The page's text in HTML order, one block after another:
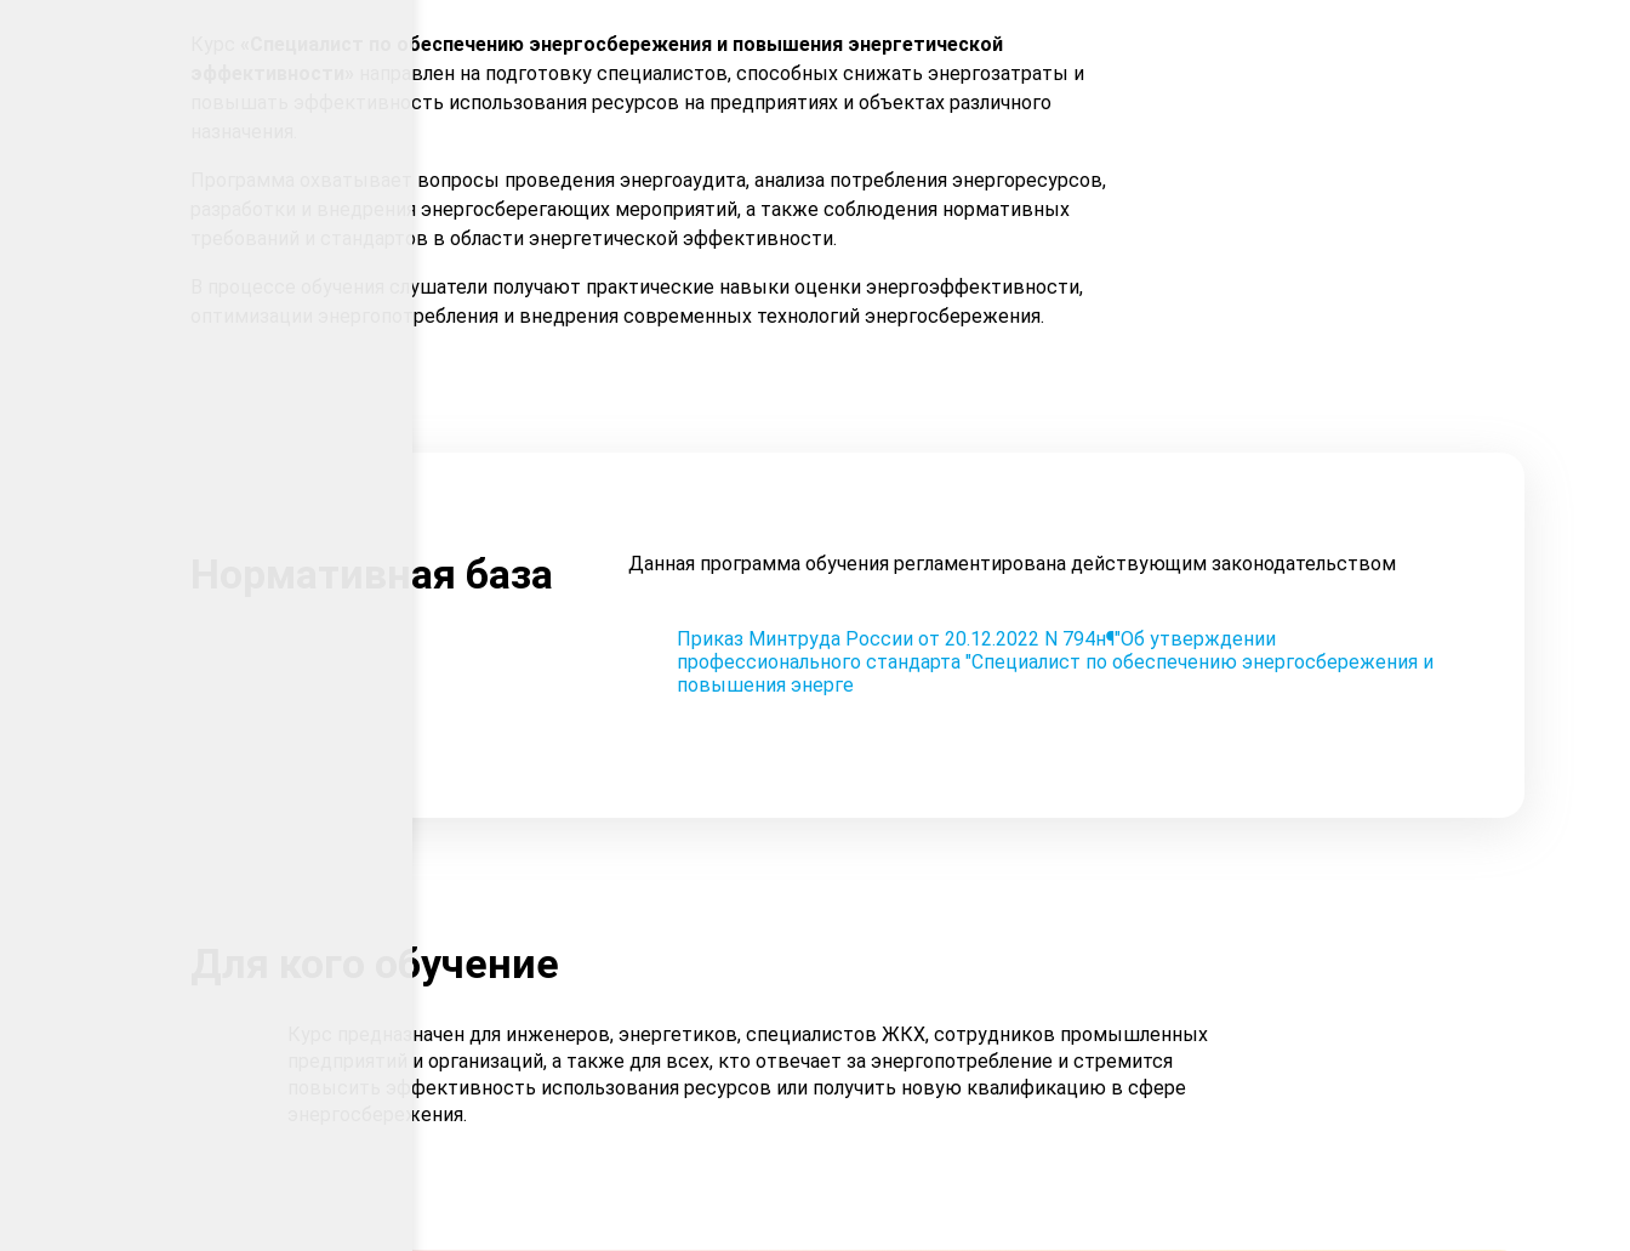
«Специалист по обеспечению энергосбережения и повышения энергетической
направлен на подготовку специалистов, способных снижать энергозатраты и
повышать эффективность использования ресурсов на предприятиях и объектах различного
Программа охватывает вопросы проведения энергоаудита, анализа потребления энергоресурсов,
разработки и внедрения энергосберегающих мероприятий, а также соблюдения нормативных
требований и стандартов в области энергетической эффективности.
В процессе обучения слушатели получают практические навыки оценки энергоэффективности,
оптимизации энергопотребления и внедрения современных технологий энергосбережения.
Нормативная база Данная программа обучения регламентирована действующим законодательством
Приказ Минтруда России от 20.12.2022 N 794н¶"Об утверждении
профессионального стандарта "Специалист по обеспечению энергосбережения и
повышения энерге
Для кого обучение
Курс предназначен для инженеров, энергетиков, специалистов ЖКХ, сотрудников промышленных
предприятий и организаций, а также для всех, кто отвечает за энергопотребление и стремится
повысить эффективность использования ресурсов или получить новую квалификацию в сфере
энергосбережения.